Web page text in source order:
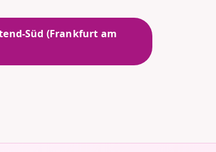
Süd (Frankfurt am